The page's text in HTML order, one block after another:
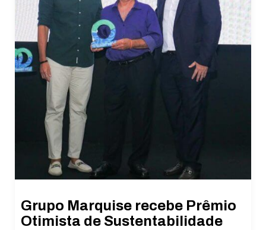
Grupo Marquise recebe Prêmio
Otimista de Sustentabilidade